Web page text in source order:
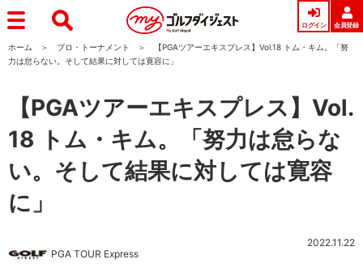
ログイン 会員登録
ホーム プロ・トーナメント
【PGAツアーエキスプレス】Vol.18 トム・キム。「努
力は怠らない。そして結果に対しては寛容に」
【PGAツアーエキスプレス】Vol.
18 トム・キム。「努力は怠らな
い。そして結果に対しては寛容
に」
PGA TOUR Express
2022.11.22